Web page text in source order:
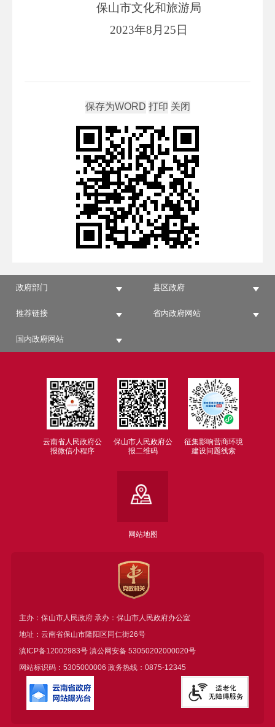
保山市文化和旅游局
2023年8月25日
政府部门 县区政府
推荐链接 省内政府网站
国内政府网站
云南省人民政府公
报微信小程序
保山市人民政府公
报二维码
征集影响营商环境
建设问题线索
网站地图
主办：保山市人民政府 承办：保山市人民政府办公室
地址：云南省保山市隆阳区同仁街26号
滇ICP备12002983号滇公网安备 53050202000020号
网站标识码：5305000006 政务热线：0875-12345